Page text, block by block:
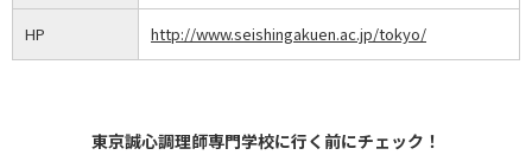
HP http://www.seishingakuen.ac.jp/tokyo/
東京誠心調理師専門学校に行く前にチェック！